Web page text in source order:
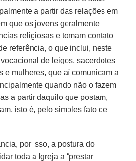
a partir das relações em
que os jovens geralmente
religiosas e tomam contato
referência, o que inclui, neste
de leigos, sacerdotes
e mulheres, que aí comunicam a
quando não o fazem
a partir daquilo que postam,
isto é, pelo simples fato de
por isso, a postura do
toda a Igreja a “prestar